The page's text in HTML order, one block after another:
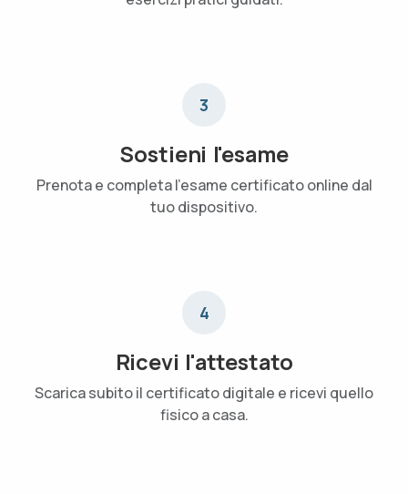
3
Sostieni l'esame
Prenota e completa l'esame certificato online dal
tuo dispositivo.
4
Ricevi l'attestato
Scarica subito il certificato digitale e ricevi quello
fisico a casa.